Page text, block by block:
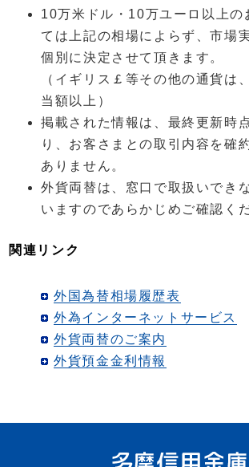
10万米ドル・10万ユーロ以上の
ては上記の相場によらず、市場
個別に決定させて頂きます。
（イギリス￡等その他の通貨は
当額以上）
掲載された情報は、最終更新時
り、お客さまとの取引内容を確
ありません。
外貨両替は、窓口で取扱いでき
いますのであらかじめご確認く
関連リンク
外国為替相場履歴表
外為インターネットサービス
外貨両替のご案内
外貨預金金利情報